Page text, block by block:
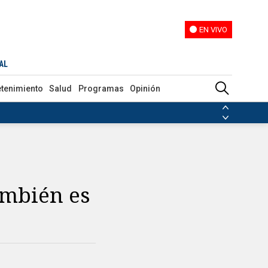
EN VIVO
Salud Programas Opinión
es